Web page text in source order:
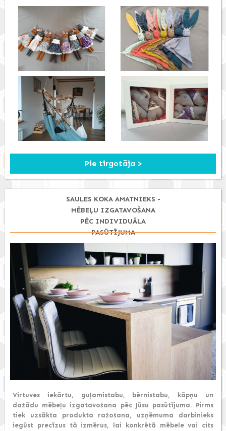
Pie tirgotāja >
SAULES KOKA AMATNIEKS -
MĒBEĻU IZGATAVOŠANA
PĒC INDIVIDUĀLA
PASŪTĪJUMA
Virtuves iekārtu, guļamistabu, bērnistabu, kāpņu un
dažādu mēbeļu izgatavošana pēc Jūsu pasūtījuma. Pirms
tiek uzsākta produkta ražošana, uzņēmuma darbinieks
iegūst precīzus tā izmērus, lai konkrētā mēbele vai cits